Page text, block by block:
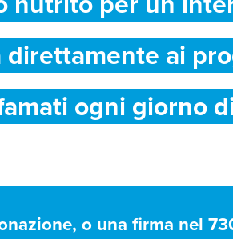
ai
ogni giorno
o una firma nel